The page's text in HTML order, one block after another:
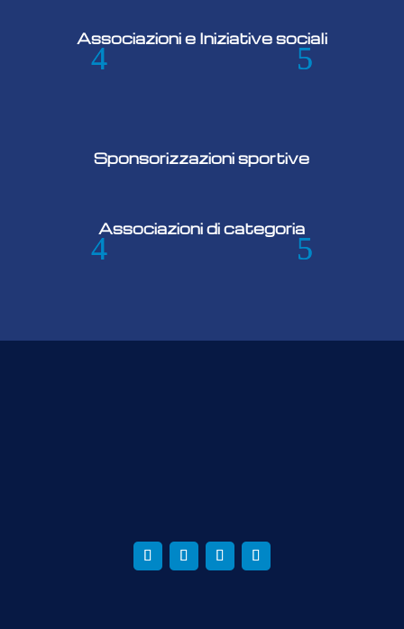
Associazioni e Iniziative sociali
Sponsorizzazioni sportive
Associazioni di categoria